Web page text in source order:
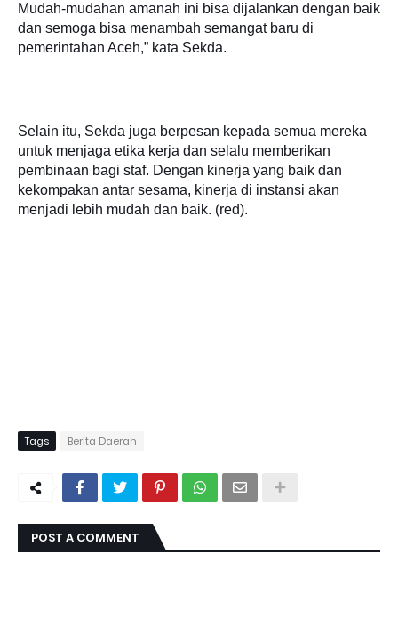
Mudah-mudahan amanah ini bisa dijalankan dengan baik
dan semoga bisa menambah semangat baru di
pemerintahan Aceh,” kata Sekda.
Selain itu, Sekda juga berpesan kepada semua mereka
untuk menjaga etika kerja dan selalu memberikan
pembinaan bagi staf. Dengan kinerja yang baik dan
kekompakan antar sesama, kinerja di instansi akan
menjadi lebih mudah dan baik. (red).
Tags Berita Daerah
POST A COMMENT